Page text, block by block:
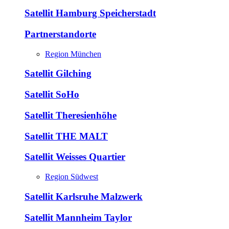
Satellit Hamburg Speicherstadt
Partnerstandorte
Region München
Satellit Gilching
Satellit SoHo
Satellit Theresienhöhe
Satellit THE MALT
Satellit Weisses Quartier
Region Südwest
Satellit Karlsruhe Malzwerk
Satellit Mannheim Taylor